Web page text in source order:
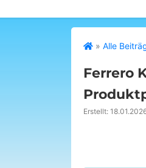
» Alle
Ferrero
Erstellt: